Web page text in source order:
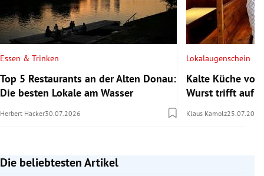
Essen & Trinken
Top 5 Restaurants an der Alten Donau:
Die besten Lokale am Wasser
Herbert Hacker30.07.2026
Lokalaugenschein
Kalte Küche
Wurst trifft auf
Klaus Kamolz25.07.2026
Die beliebtesten Artikel
Slide 1 von 7